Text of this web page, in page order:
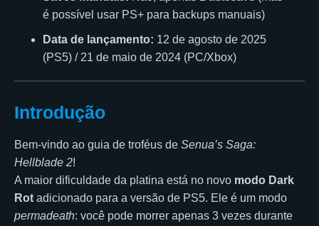
é possível usar PS+ para backups manuais)
Data de lançamento: 12 de agosto de 2025
(PS5) / 21 de maio de 2024 (PC/Xbox)
Introdução
Bem-vindo ao guia de troféus de Senua’s Saga:
Hellblade 2!
A maior dificuldade da platina está no novo modo Dark
Rot adicionado para a versão de PS5. Ele é um modo
permadeath: você pode morrer apenas 3 vezes durante